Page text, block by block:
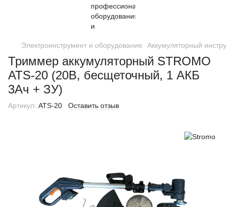
Электроинструмент и оборудование Аккумуляторный
Триммер аккумуляторный STROMO
ATS-20 (20В, бесщеточный, 1 АКБ
3Ач + ЗУ)
Артикул: ATS-20 Оставить отзыв